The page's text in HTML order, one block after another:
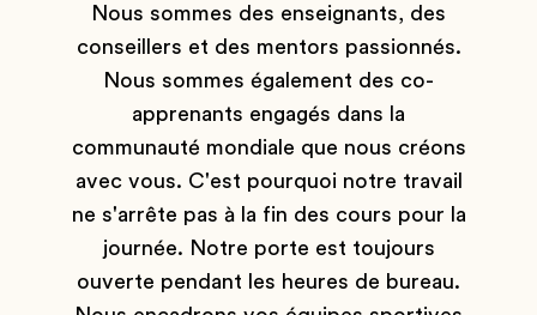
Nous sommes des enseignants, des
conseillers et des mentors passionnés.
Nous sommes également des co-
apprenants engagés dans la
communauté mondiale que nous créons
avec vous. C'est pourquoi notre travail
ne s'arrête pas à la fin des cours pour la
journée. Notre porte est toujours
ouverte pendant les heures de bureau.